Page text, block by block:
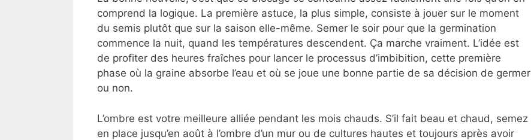
comprend la logique. La première astuce, la plus simple, consiste à jouer sur le moment
du semis plutôt que sur la saison elle-même. Semer le soir pour que la germination
commence la nuit, quand les températures descendent. Ça marche vraiment. L’idée est
de profiter des heures fraîches pour lancer le processus d’imbibition, cette première
phase où la graine absorbe l’eau et où se joue une bonne partie de sa décision de germer
ou non.
L’ombre est votre meilleure alliée pendant les mois chauds. S’il fait beau et chaud, semez
en place jusqu’en août à l’ombre d’un mur ou de cultures hautes et toujours après avoir